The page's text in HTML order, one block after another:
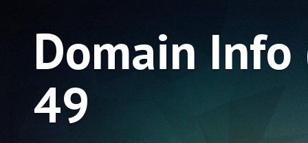
Domain
49